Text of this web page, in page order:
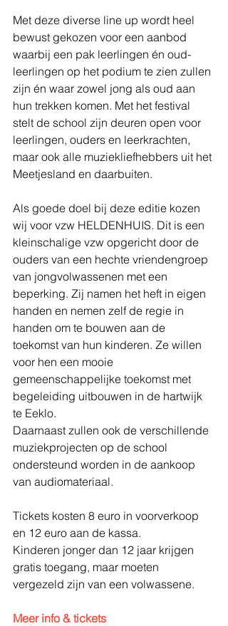
Met deze diverse line up wordt heel
bewust gekozen voor een aanbod
waarbij een pak leerlingen én oud-
leerlingen op het podium te zien zullen
zijn én waar zowel jong als oud aan
hun trekken komen. Met het festival
stelt de school zijn deuren open voor
leerlingen, ouders en leerkrachten,
maar ook alle muziekliefhebbers uit het
Meetjesland en daarbuiten.
Als goede doel bij deze editie kozen
wij voor vzw HELDENHUIS. Dit is een
kleinschalige vzw opgericht door de
ouders van een hechte vriendengroep
van jongvolwassenen met een
beperking. Zij namen het heft in eigen
handen en nemen zelf de regie in
handen om te bouwen aan de
toekomst van hun kinderen. Ze willen
voor hen een mooie
gemeenschappelijke toekomst met
begeleiding uitbouwen in de hartwijk
te Eeklo.
Daarnaast zullen ook de verschillende
muziekprojecten op de school
ondersteund worden in de aankoop
van audiomateriaal.
Tickets kosten 8 euro in voorverkoop
en 12 euro aan de kassa.
Kinderen jonger dan 12 jaar krijgen
gratis toegang, maar moeten
vergezeld zijn van een volwassene.
Meer info & tickets